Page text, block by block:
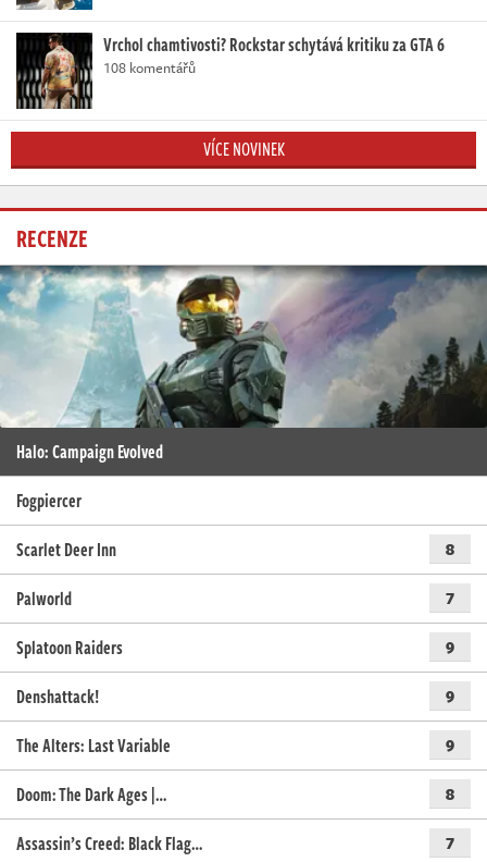
Vrchol chamtivosti? Rockstar schytává kritiku za GTA 6
108 komentářů
VÍCE NOVINEK
RECENZE
Halo: Campaign Evolved
Fogpiercer
Scarlet Deer Inn
8
Palworld 7
Splatoon Raiders 9
Denshattack! 9
The Alters: Last Variable 9
Doom: The Dark Ages |… 8
Assassin’s Creed: Black Flag… 7